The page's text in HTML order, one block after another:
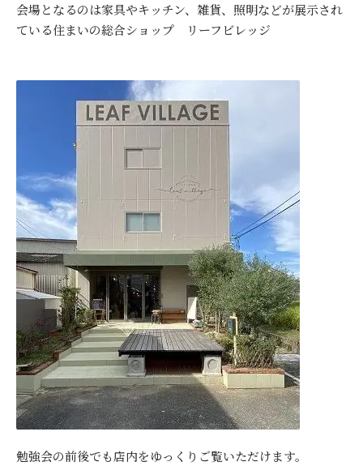
会場となるのは家具やキッチン、雑貨、照明などが展示され
ている住まいの総合ショップ リーフビレッジ
勉強会の前後でも店内をゆっくりご覧いただけます。